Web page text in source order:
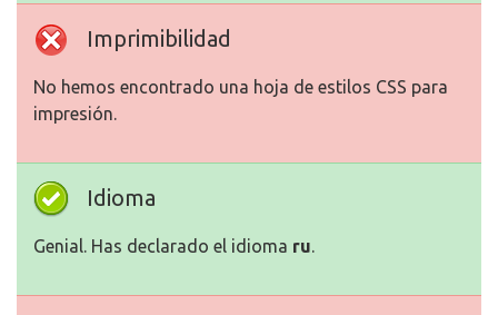
Imprimibilidad
No hemos encontrado una hoja de estilos CSS para
impresión.
Idioma
Genial. Has declarado el idioma ru.